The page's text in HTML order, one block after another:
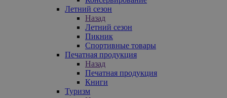
Летний сезон
Назад
Летний сезон
Пикник
Спортивные товары
Печатная продукция
Назад
Печатная продукция
Книги
Туризм